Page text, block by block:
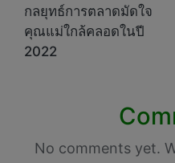
กลยุทธ์การตลาดมัดใจ
คุณแม่ใกล้คลอดในปี
2022
No comments yet.